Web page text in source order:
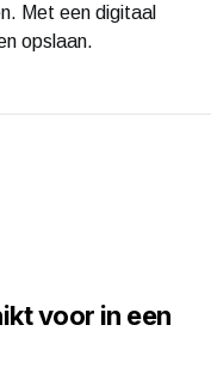
Met een digitaal
opslaan.
voor in een